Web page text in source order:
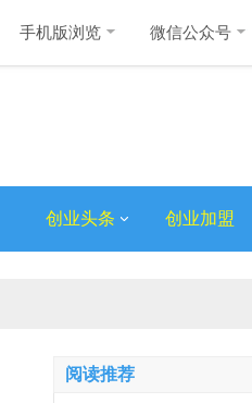
手机版浏览 微信公众号
创业头条 创业加盟
阅读推荐